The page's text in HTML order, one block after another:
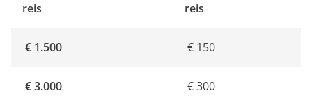
reis
reis
€ 1.500 € 150
€ 3.000 € 300